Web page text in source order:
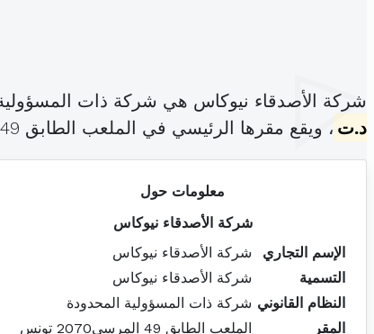
شركة الأصدقاء نيوكاس هي شركة ذات
د.ت ، ويقع مقرها الرئيسي في الملعب الطابق 49 المرسى2070 تونس (
معلومات حول
شركة الأصدقاء نيوكاس
الإسم التجاري
شركة الأصدقاء نيوكاس
التسمية
شركة الأصدقاء نيوكاس
النظام القانوني شركة ذات المسؤولية المحدودة
المقر
الملعب الطابق 49 المرسى2070 تونس